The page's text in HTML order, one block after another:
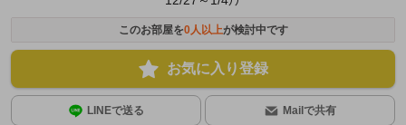
このお部屋を0人以上が検討中です
お気に入り登録
LINEで送る Mailで共有